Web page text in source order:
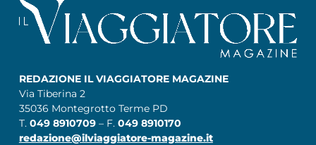
REDAZIONE IL VIAGGIATORE MAGAZINE
Via Tiberina 2
35036 Montegrotto Terme PD
T. 049 8910709 – F. 049 8910170
redazione@ilviaggiatore-magazine.it